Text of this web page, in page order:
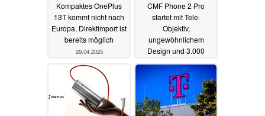
Kompaktes OnePlus
13T kommt nicht nach
Europa, Direktimport ist
bereits möglich
29.04.2025
CMF Phone 2 Pro
startet mit Tele-
Objektiv,
ungewöhnlichem
Design und 3.000
28.04.2025